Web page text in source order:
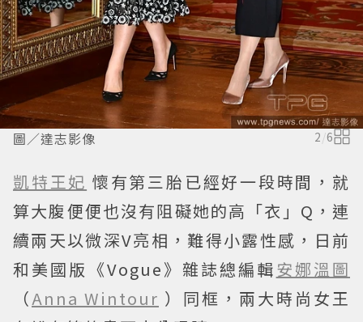
圖／達志影像 2/6
凱特王妃 懷有第三胎已經好一段時間，就
算大腹便便也沒有阻礙她的高「衣」Q，連
續兩天以微深V亮相，難得小露性感，日前
和美國版《Vogue》雜誌總編輯安娜溫圖
（Anna Wintour ）同框，兩大時尚女王